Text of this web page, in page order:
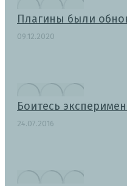
Плагины были
09.12.2020
Боитесь
24.07.2016